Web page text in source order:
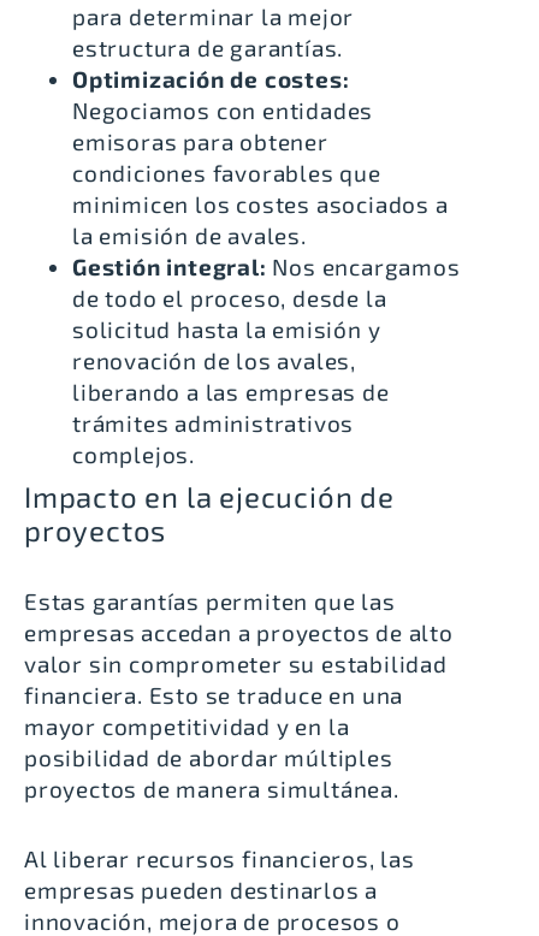
para determinar la mejor
estructura de garantías.
Optimización de costes:
Negociamos con entidades
emisoras para obtener
condiciones favorables que
minimicen los costes asociados a
la emisión de avales.
Gestión integral: Nos encargamos
de todo el proceso, desde la
solicitud hasta la emisión y
renovación de los avales,
liberando a las empresas de
trámites administrativos
complejos.
Impacto en la ejecución de
proyectos
Estas garantías permiten que las
empresas accedan a proyectos de alto
valor sin comprometer su estabilidad
financiera. Esto se traduce en una
mayor competitividad y en la
posibilidad de abordar múltiples
proyectos de manera simultánea.
Al liberar recursos financieros, las
empresas pueden destinarlos a
innovación, mejora de procesos o